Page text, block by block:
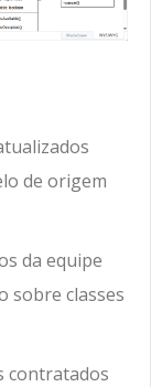
de origem
da equipe
sobre classes
contratados